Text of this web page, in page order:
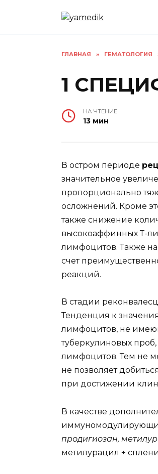
ГЛАВНАЯ » ГЕМАТОЛОГИЯ
1
НА ЧТЕНИЕ
13 мин
В остром периоде
значительное
пропорционально
осложнений. Кроме
также снижение
высокоаффинных Т-
лимфоцитов. Также
счет
реакций.
В стадии
Тенденция к
лимфоцитов, не
туберкулиновых
лимфоцитов. Тем не
не позволяет
при достижении
В качестве
продигиозан,
метилурацил +